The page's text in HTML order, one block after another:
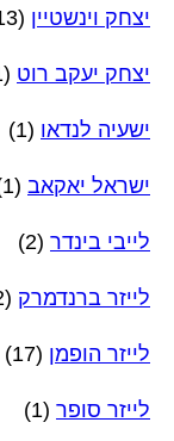
יצחק וינשטיין (13)
יצחק יעקב רוט (1)
ישעיה לנדאו (1)
ישראל יאקאב (1)
לייבי בינדר (2)
לייזר ברנדמרק (12)
לייזר הופמן (17)
לייזר סופר (1)